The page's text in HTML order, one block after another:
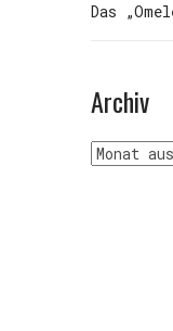
Das
Archiv
Archiv